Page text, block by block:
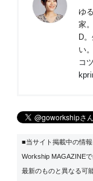
ゆ
家
D
い
コ
■当サイト掲載中の情
Workship MAGAZINE
最新のものと異なる可